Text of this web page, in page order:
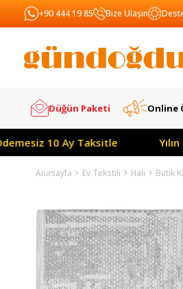
+90 444 19 85 Bize Ulaşın
Düğün Paketi Online
Ay Taksitle Yılın
Anasayfa Ev Tekstili Halı Butik